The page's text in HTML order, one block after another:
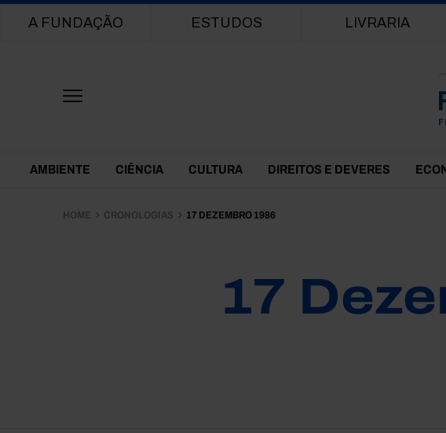
Main navigation
A FUNDAÇÃO ESTUDOS LIVRARIA
Themes Menu
AMBIENTE CIÊNCIA CULTURA DIREITOS E DEVERES
HOME CRONOLOGIAS 17 DEZEMBRO 1986
17